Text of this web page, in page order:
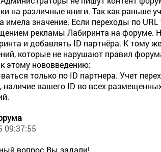
на различные книги. Так как раньше
имела значение. Если переходы по
рекламы Лабиринта на форуме.
и добавлять ID партнёра. К тому
которые не нарушают правил
этому нововведению:
только по ID партнера. Учет
наличие вашего ID во всех
09:37:55
вопрос Вы задали!